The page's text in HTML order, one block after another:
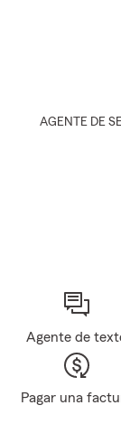
AGENTE DE
Agente de
Pagar una